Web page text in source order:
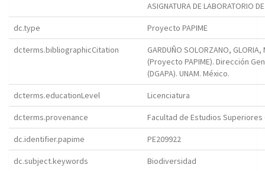
ASIGNATURA DE LABORATORIO
dc.type Proyecto PAPIME
dcterms.bibliographicCitation
GARDUÑO SOLORZANO,
(Proyecto PAPIME). Dirección
(DGAPA). UNAM. México.
dcterms.educationLevel Licenciatura
dcterms.provenance Facultad de Estudios Superiores
dc.identifier.papime PE209922
dc.subject.keywords Biodiversidad